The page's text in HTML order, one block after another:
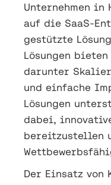
Unternehmen in
auf die SaaS-
gestützte
Lösungen
darunter
und einfache
Lösungen
dabei,
bereitzustellen
Der Einsatz